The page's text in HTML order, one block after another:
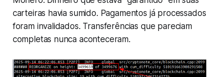
carteiras havia sumido. Pagamentos já processados
foram invalidados. Transferências que pareciam
completas nunca aconteceram.